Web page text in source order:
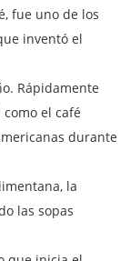
fue uno de los
inventó el
Rápidamente
el café
durante
la
las sopas